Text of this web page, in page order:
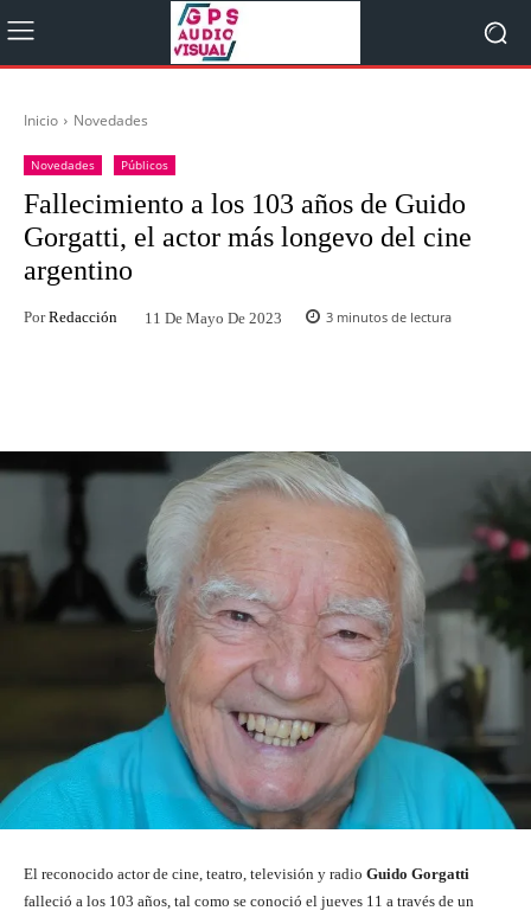
Inicio Novedades
Novedades Públicos
Fallecimiento a los 103 años de Guido
Gorgatti, el actor más longevo del cine
argentino
Por Redacción 11 De Mayo De 2023 3 minutos de lectura
El reconocido actor de cine, teatro, televisión y radio Guido Gorgatti
falleció a los 103 años, tal como se conoció el jueves 11 a través de un